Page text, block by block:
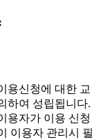
용신청에 대한 교
하여 성립됩니다.
용자가 이용 신청
이용자 관리시 필